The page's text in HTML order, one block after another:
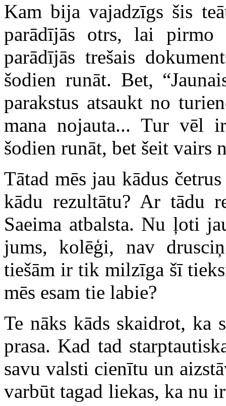
Kam bija vajadzīgs šis
parādījās otrs, lai pirmo
parādījās trešais
šodien runāt. Bet,
parakstus atsaukt no
mana nojauta... Tur vēl
šodien runāt, bet šeit vairs
Tātad mēs jau kādus
kādu rezultātu? Ar tādu
Saeima atbalsta. Nu ļoti
jums, kolēģi, nav
tiešām ir tik milzīga šī
mēs esam tie labie?
Te nāks kāds skaidrot, ka
prasa. Kad tad
savu valsti cienītu un
varbūt tagad liekas, ka nu